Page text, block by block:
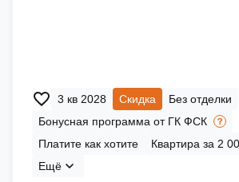
3 кв 2028 Скидка
Без отделки
Бонусная программа от ГК ФСК
Платите как хотите
Квартира за 2
Ещё